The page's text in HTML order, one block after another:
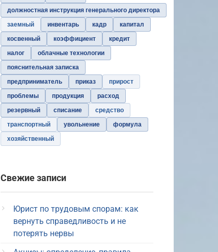
должностная инструкция генерального директора
заемный
инвентарь кадр
капитал
косвенный
коэффициент
кредит
налог
облачные технологии
пояснительная записка
предприниматель
приказ
прирост
проблемы
продукция
расход
резервный
списание
средство
транспортный
увольнение
формула
хозяйственный
Свежие записи
Юрист по трудовым спорам: как
вернуть справедливость и не
потерять нервы